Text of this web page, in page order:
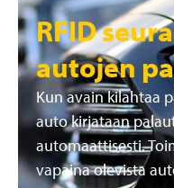
RFID
autojen
Kun avain kilahtaa
auto kirjataan
automaattisesti.
vapaina olevista